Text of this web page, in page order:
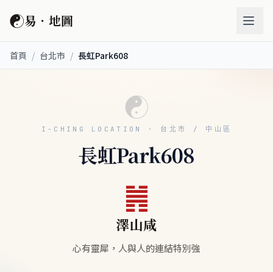
☯易．地圖
首頁 / 台北市 / 長虹Park608
☯
I-CHING LOCATION · 台北市 / 中山區
長虹Park608
䷞
澤山咸
心有靈犀，人與人的連結特別強